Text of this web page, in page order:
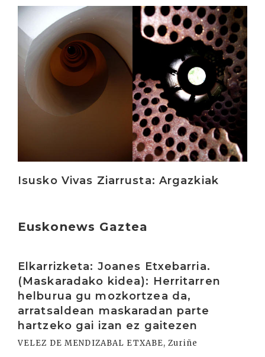
Isusko Vivas Ziarrusta: Argazkiak
Irakurri
Euskonews Gaztea
Elkarrizketa: Joanes Etxebarria.
(Maskaradako kidea): Herritarren
helburua gu mozkortzea da,
arratsaldean maskaradan parte
hartzeko gai izan ez gaitezen
VELEZ DE MENDIZABAL ETXABE, Zuriñe